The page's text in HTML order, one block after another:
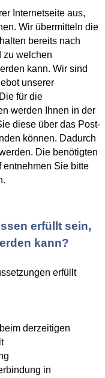
Internetseite aus,
Wir übermitteln die
bereits nach
zu welchen
kann. Wir sind
unserer
für die
werden Ihnen in der
diese über das Post-
können. Dadurch
Die benötigten
entnehmen Sie bitte
erfüllt sein,
kann?
erfüllt
derzeitigen
in